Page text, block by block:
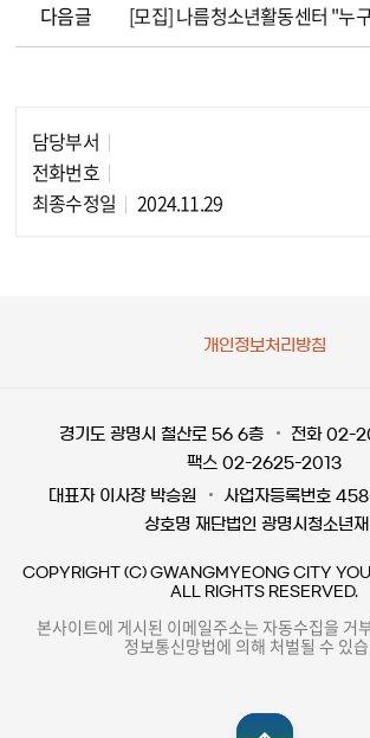
다음글
담당부서
전화번호
최종수정일
2024.11.29
개인정보처리방침
경기도 광명시 철산로 56 6층
전화 02-
팩스 02-2625-2013
대표자 이사장 박승원
사업자등록번호
상호명 재단법인 광명시청소년
COPYRIGHT (C) GWANGMYEONG CITY
ALL RIGHTS RESERVED.
본사이트에 게시된 이메일주소는 자동수집을 거
정보통신망법에 의해 처벌될 수 있